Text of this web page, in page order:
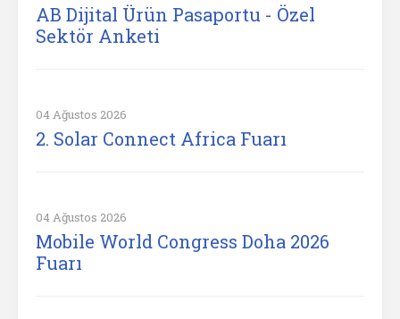
AB Dijital Ürün Pasaportu - Özel
Sektör Anketi
04 Ağustos 2026
2. Solar Connect Africa Fuarı
04 Ağustos 2026
Mobile World Congress Doha 2026
Fuarı